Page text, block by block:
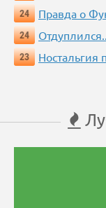
24
Правда о
24
23
Ностальгия